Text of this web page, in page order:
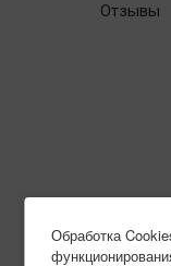
Отзывы
Обработка